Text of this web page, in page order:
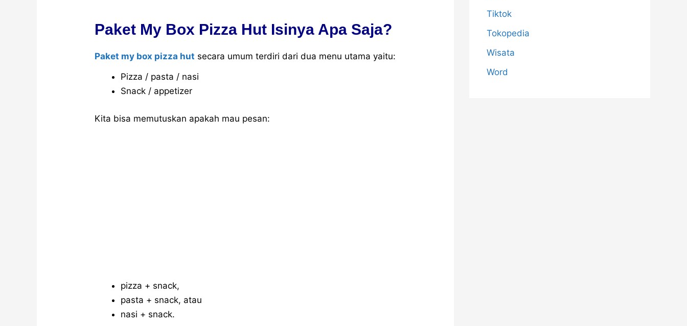
Paket My Box Pizza Hut Isinya Apa Saja?
Paket my box pizza hut secara umum terdiri dari dua menu utama yaitu:
Pizza / pasta / nasi
Snack / appetizer
Kita bisa memutuskan apakah mau pesan:
pizza + snack,
pasta + snack, atau
nasi + snack.
Tiktok
Tokopedia
Wisata
Word